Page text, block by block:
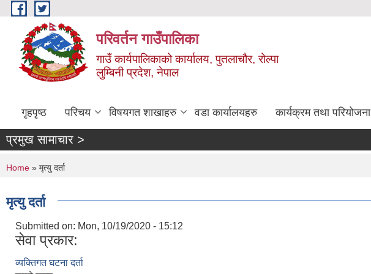
Skip to main content
परिवर्तन गाउँपालिका
गाउँ कार्यपालिकाको कार्यालय, पुतलाचौर, रोल्पा
लुम्बिनी प्रदेश, नेपाल
गृहपृष्ठ परिचय विषयगत शाखाहरु वडा कार्यालयहरु कार्यक्रम तथा परियोजना
प्रमुख सामाचार >
You are here
Home » मृत्यु दर्ता
मृत्यु दर्ता
Submitted on: Mon, 10/19/2020 - 15:12
सेवा प्रकार:
व्यक्तिगत घटना दर्ता